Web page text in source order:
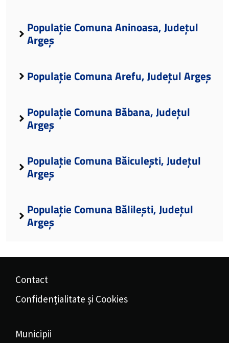
Populație Comuna Aninoasa, Județul
Argeș
Populație Comuna Arefu, Județul Argeș
Populație Comuna Băbana, Județul
Argeș
Populație Comuna Băiculești, Județul
Argeș
Populație Comuna Bălilești, Județul
Argeș
Contact
Confidențialitate și Cookies
Municipii